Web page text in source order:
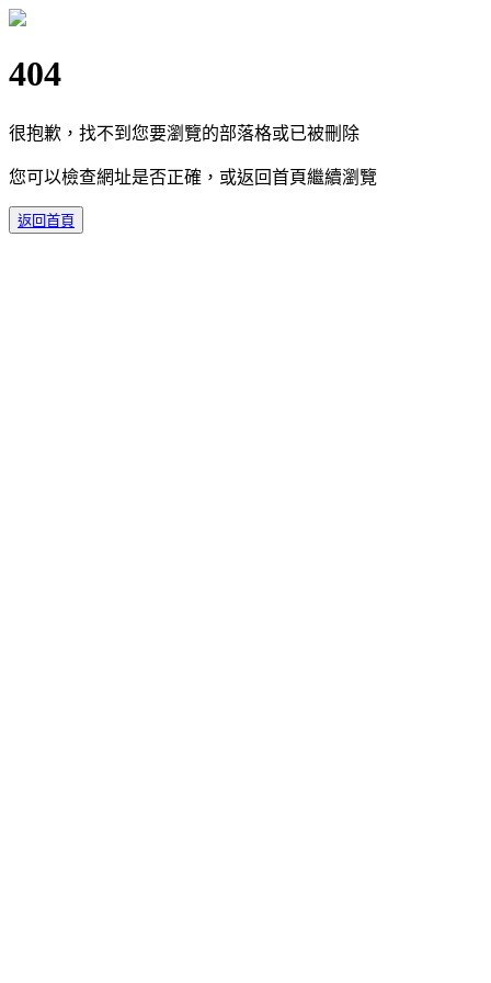
404
很抱歉，找不到您要瀏覽的部落格或已被刪除
您可以檢查網址是否正確，或返回首頁繼續瀏覽
返回首頁